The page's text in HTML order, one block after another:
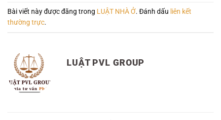
Bài viết này được đăng trong LUẬT NHÀ Ở. Đánh dấu liên kết
thường trực.
LUẬT PVL GROUP